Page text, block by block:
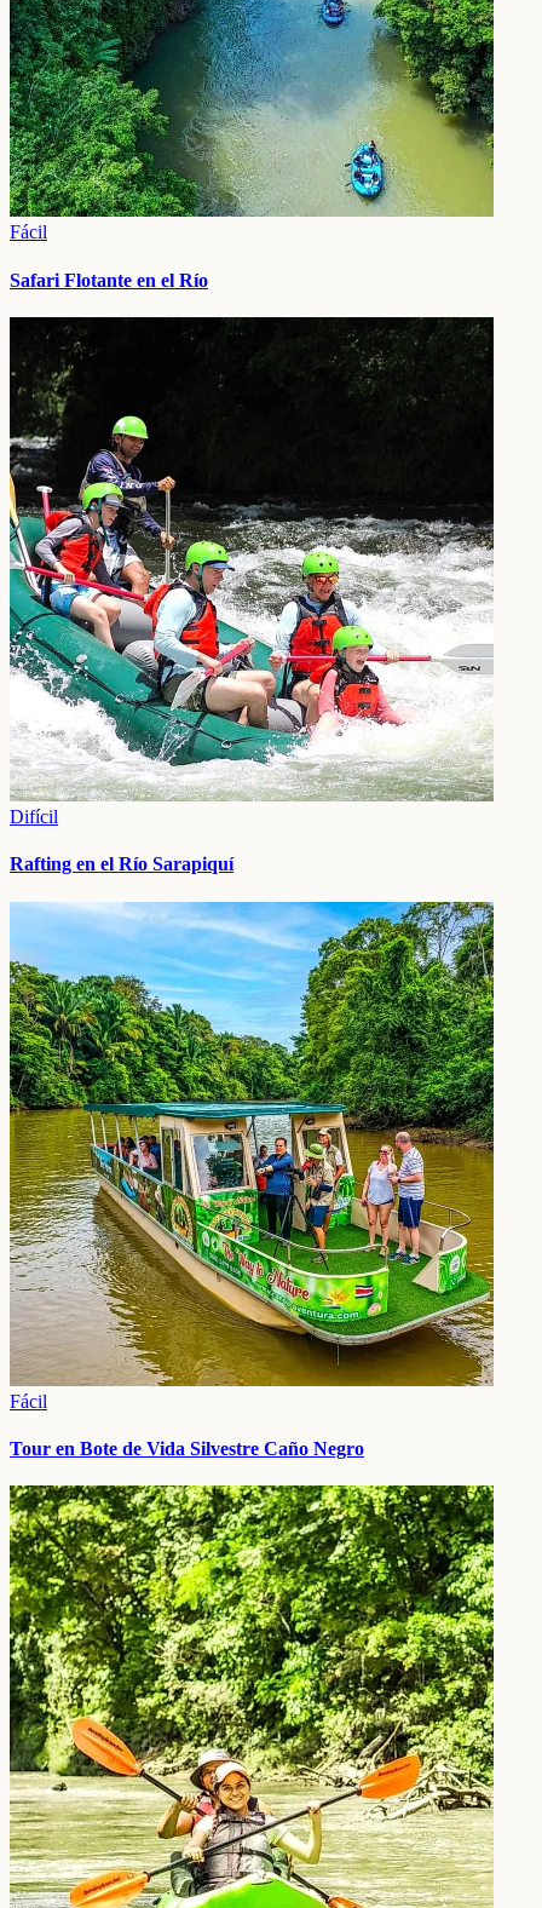
Fácil
Safari Flotante en el Río
Difícil
Rafting en el Río Sarapiquí
Fácil
Tour en Bote de Vida Silvestre Caño Negro